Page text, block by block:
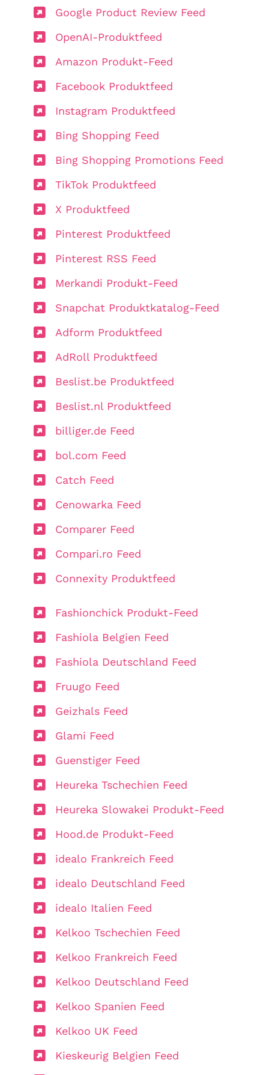
Google Product Review Feed
OpenAI-Produktfeed
Amazon Produkt-Feed
Facebook Produktfeed
Instagram Produktfeed
Bing Shopping Feed
Bing Shopping Promotions Feed
TikTok Produktfeed
X Produktfeed
Pinterest Produktfeed
Pinterest RSS Feed
Merkandi Produkt-Feed
Snapchat Produktkatalog-Feed
Adform Produktfeed
AdRoll Produktfeed
Beslist.be Produktfeed
Beslist.nl Produktfeed
billiger.de Feed
bol.com Feed
Catch Feed
Cenowarka Feed
Comparer Feed
Compari.ro Feed
Connexity Produktfeed
Fashionchick Produkt-Feed
Fashiola Belgien Feed
Fashiola Deutschland Feed
Fruugo Feed
Geizhals Feed
Glami Feed
Guenstiger Feed
Heureka Tschechien Feed
Heureka Slowakei Produkt-Feed
Hood.de Produkt-Feed
idealo Frankreich Feed
idealo Deutschland Feed
idealo Italien Feed
Kelkoo Tschechien Feed
Kelkoo Frankreich Feed
Kelkoo Deutschland Feed
Kelkoo Spanien Feed
Kelkoo UK Feed
Kieskeurig Belgien Feed